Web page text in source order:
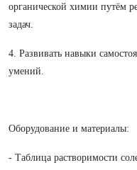
органической химии путём
задач.
4. Развивать навыки
умений.
Оборудование и материалы:
- Таблица растворимости